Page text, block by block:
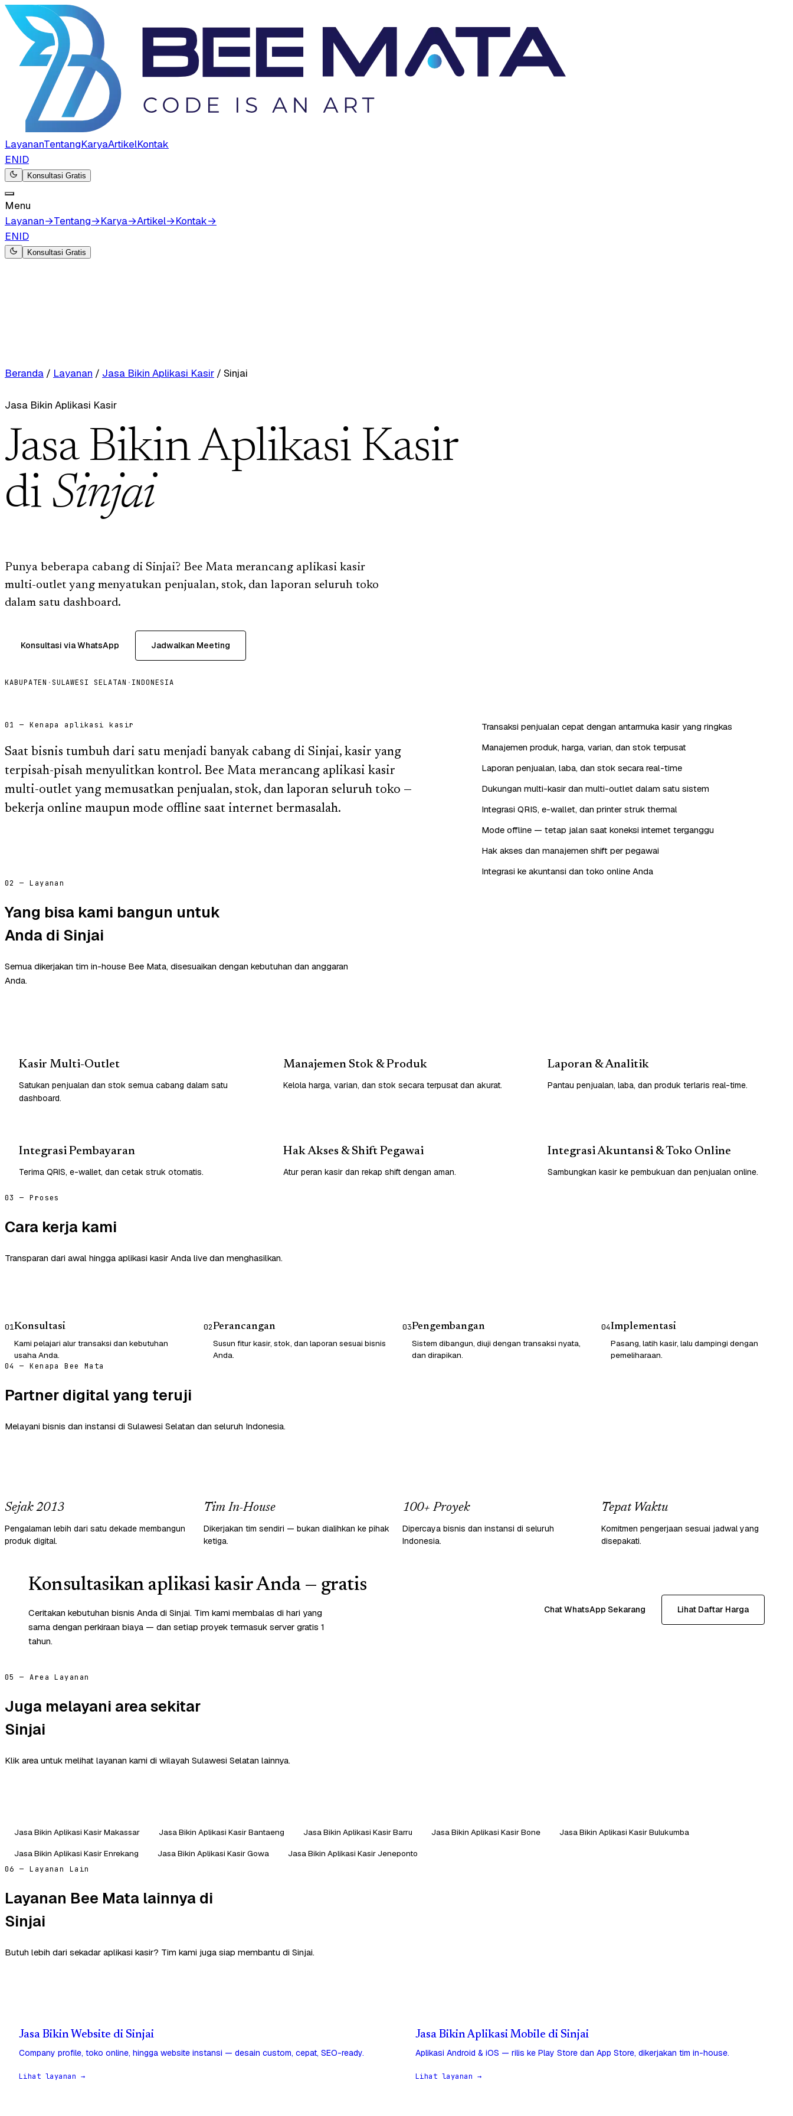
LayananTentangKaryaArtikelKontak
ENID
Konsultasi Gratis
Menu
Layanan→Tentang→Karya→Artikel→Kontak→
ENID
Konsultasi Gratis
Beranda / Layanan / Jasa Bikin Aplikasi Kasir / Sinjai
Jasa Bikin Aplikasi Kasir
Jasa Bikin Aplikasi Kasir
di Sinjai
Punya beberapa cabang di Sinjai? Bee Mata merancang aplikasi kasir
multi-outlet yang menyatukan penjualan, stok, dan laporan seluruh toko
dalam satu dashboard.
Konsultasi via WhatsApp Jadwalkan Meeting
KABUPATEN · SULAWESI SELATAN · INDONESIA
01 — Kenapa aplikasi kasir
Saat bisnis tumbuh dari satu menjadi banyak cabang di Sinjai, kasir yang
terpisah-pisah menyulitkan kontrol. Bee Mata merancang aplikasi kasir
multi-outlet yang memusatkan penjualan, stok, dan laporan seluruh toko —
bekerja online maupun mode offline saat internet bermasalah.
Transaksi penjualan cepat dengan antarmuka kasir yang ringkas
Manajemen produk, harga, varian, dan stok terpusat
Laporan penjualan, laba, dan stok secara real-time
Dukungan multi-kasir dan multi-outlet dalam satu sistem
Integrasi QRIS, e-wallet, dan printer struk thermal
Mode offline — tetap jalan saat koneksi internet terganggu
Hak akses dan manajemen shift per pegawai
Integrasi ke akuntansi dan toko online Anda
02 — Layanan
Yang bisa kami bangun untuk
Anda di Sinjai
Semua dikerjakan tim in-house Bee Mata, disesuaikan dengan kebutuhan dan anggaran
Anda.
Kasir Multi-Outlet
Satukan penjualan dan stok semua cabang dalam satu
dashboard.
Manajemen Stok & Produk
Kelola harga, varian, dan stok secara terpusat dan akurat.
Laporan & Analitik
Pantau penjualan, laba, dan produk terlaris real-time.
Integrasi Pembayaran
Terima QRIS, e-wallet, dan cetak struk otomatis.
Hak Akses & Shift Pegawai
Atur peran kasir dan rekap shift dengan aman.
Integrasi Akuntansi & Toko Online
Sambungkan kasir ke pembukuan dan penjualan online.
03 — Proses
Cara kerja kami
Transparan dari awal hingga aplikasi kasir Anda live dan menghasilkan.
01Konsultasi
Kami pelajari alur transaksi dan kebutuhan
usaha Anda.
02Perancangan
Susun fitur kasir, stok, dan laporan sesuai bisnis
Anda.
03Pengembangan
Sistem dibangun, diuji dengan transaksi nyata,
dan dirapikan.
04Implementasi
Pasang, latih kasir, lalu dampingi dengan
pemeliharaan.
04 — Kenapa Bee Mata
Partner digital yang teruji
Melayani bisnis dan instansi di Sulawesi Selatan dan seluruh Indonesia.
Sejak 2013
Pengalaman lebih dari satu dekade membangun
produk digital.
Tim In-House
Dikerjakan tim sendiri — bukan dialihkan ke pihak
ketiga.
100+ Proyek
Dipercaya bisnis dan instansi di seluruh
Indonesia.
Tepat Waktu
Komitmen pengerjaan sesuai jadwal yang
disepakati.
Konsultasikan aplikasi kasir Anda — gratis
Ceritakan kebutuhan bisnis Anda di Sinjai. Tim kami membalas di hari yang
sama dengan perkiraan biaya — dan setiap proyek termasuk server gratis 1
tahun.
Chat WhatsApp Sekarang Lihat Daftar Harga
05 — Area Layanan
Juga melayani area sekitar
Sinjai
Klik area untuk melihat layanan kami di wilayah Sulawesi Selatan lainnya.
Jasa Bikin Aplikasi Kasir Makassar Jasa Bikin Aplikasi Kasir Bantaeng Jasa Bikin Aplikasi Kasir Barru Jasa Bikin Aplikasi Kasir Bone
Jasa Bikin Aplikasi Kasir Bulukumba
Jasa Bikin Aplikasi Kasir Enrekang
Jasa Bikin Aplikasi Kasir Gowa Jasa Bikin Aplikasi Kasir Jeneponto
06 — Layanan Lain
Layanan Bee Mata lainnya di
Sinjai
Butuh lebih dari sekadar aplikasi kasir? Tim kami juga siap membantu di Sinjai.
Jasa Bikin Website di Sinjai
Company profile, toko online, hingga website instansi — desain custom, cepat, SEO-ready.
Lihat layanan →
Jasa Bikin Aplikasi Mobile di Sinjai
Aplikasi Android & iOS — rilis ke Play Store dan App Store, dikerjakan tim in-house.
Lihat layanan →